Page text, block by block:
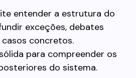
entender a estrutura do
exceções, debates
concretos.
para compreender os
do sistema.